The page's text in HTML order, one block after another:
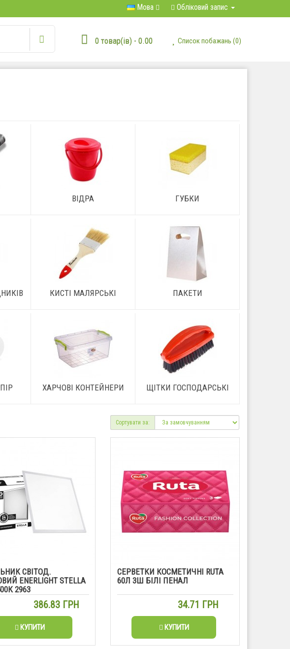
Мова Обліковий запис
0 товар(ів) - 0.00 Список побажань (0)
ВІДРА ГУБКИ
КИСТІ МАЛЯРСЬКІ ПАКЕТИ
ХАРЧОВІ КОНТЕЙНЕРИ ЩІТКИ ГОСПОДАРСЬКІ
Сортувати за:
СВІТОД.
ENERLIGHT STELLA
2963
386.83 ГРН
КУПИТИ
СЕРВЕТКИ КОСМЕТИЧНІ RUTA
60Л 3Ш БІЛІ ПЕНАЛ
34.71 ГРН
КУПИТИ